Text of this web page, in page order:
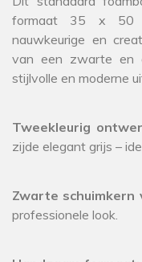
formaat 35 x 50
nauwkeurige en
van een zwarte en
stijlvolle en moderne
Tweekleurig
zijde elegant grijs –
Zwarte schuimkern
professionele look.